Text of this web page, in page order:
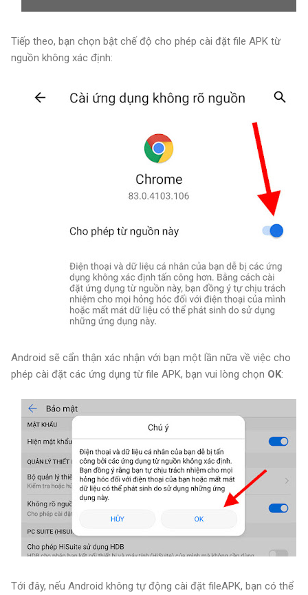
Tiếp theo, bạn chọn bật chế độ cho phép cài đặt file APK từ
nguồn không xác định:
Android sẽ cẩn thận xác nhận với bạn một lần nữa về việc cho
phép cài đặt các ứng dụng từ file APK, bạn vui lòng chọn OK:
Tới đây, nếu Android không tự động cài đặt fileAPK, bạn có thể